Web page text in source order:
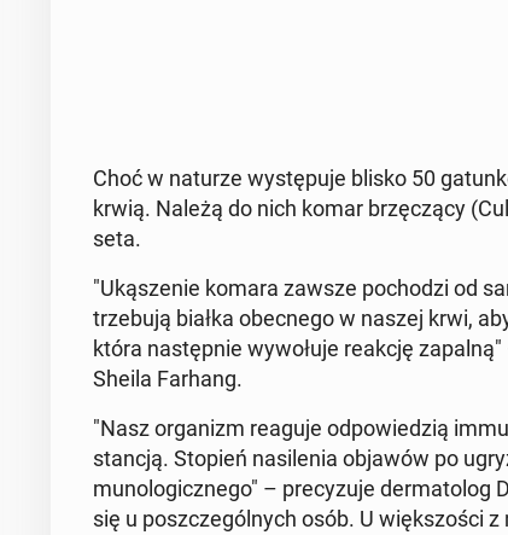
Choć w naturze wy­stę­pu­je blisko 50
krwią. Należą do nich komar brzę­czą­cy
se­ta.
"Uką­sze­nie komara zawsze po­cho­dzi od
trze­bu­ją białka obec­ne­go w naszej krwi,
która na­stęp­nie wy­wo­łu­je reakcję
Sheila Farhang.
"Nasz or­ga­nizm reaguje od­po­wie­dzią
stan­cją. Stopień na­si­le­nia objawów po
mu­no­lo­gicz­ne­go" – pre­cy­zu­je der­ma­to­log
się u po­szcze­gól­nych osób. U więk­szo­ści